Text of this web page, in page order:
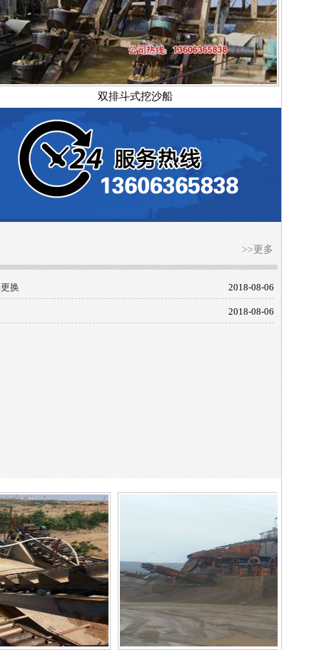
双排斗式挖沙船
>>更多
2018-08-06
换
2018-08-06